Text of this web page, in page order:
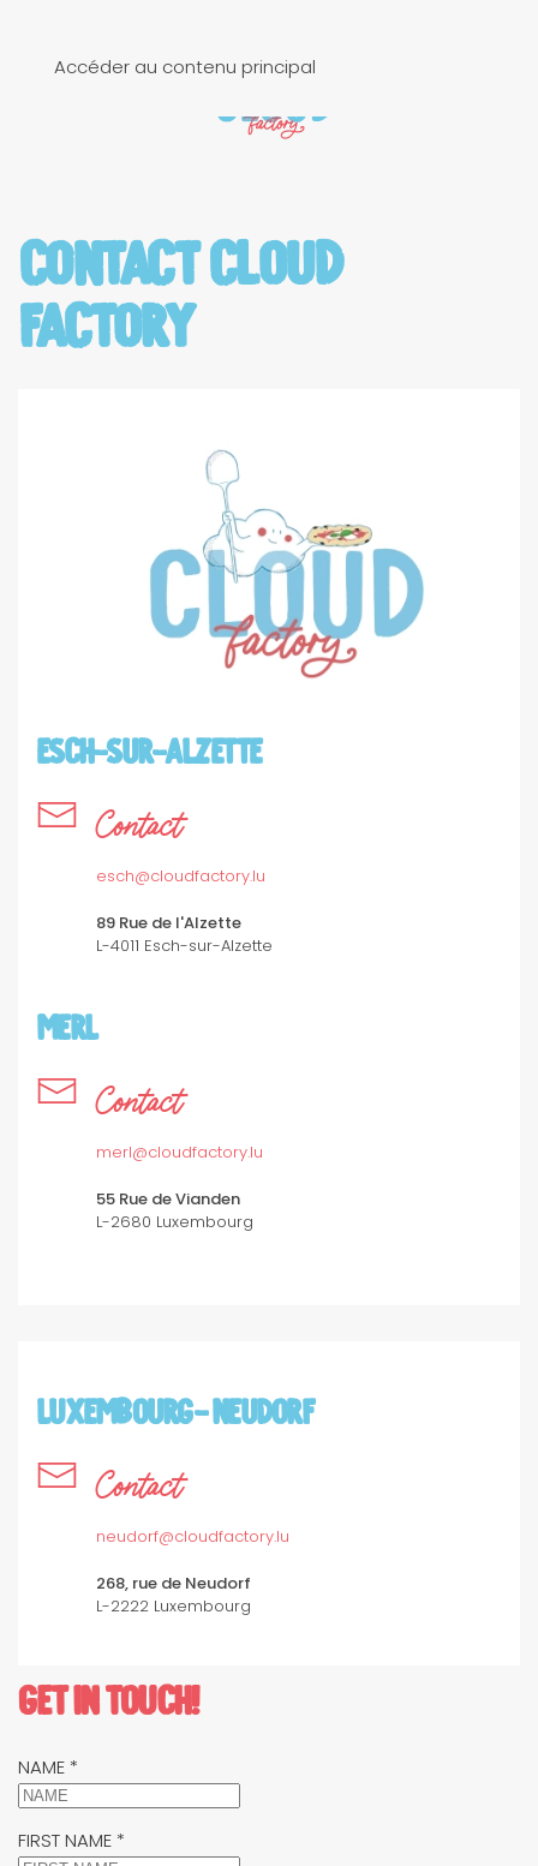
Accéder au contenu principal
CONTACT CLOUD
FACTORY
ESCH-SUR-ALZETTE
Contact
esch@cloudfactory.lu
89 Rue de l'Alzette
L-4011 Esch-sur-Alzette
MERL
Contact
merl@cloudfactory.lu
55 Rue de Vianden
L-2680 Luxembourg
LUXEMBOURG- NEUDORF
Contact
neudorf@cloudfactory.lu
268, rue de Neudorf
L-2222 Luxembourg
GET IN TOUCH!
NAME *
FIRST NAME *